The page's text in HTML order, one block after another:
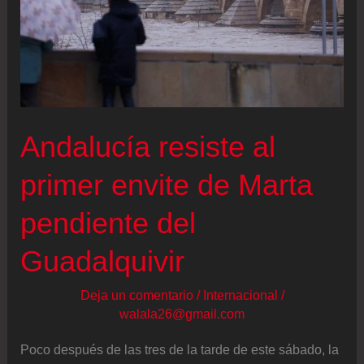
Andalucía resiste al
primer envite de Marta
pendiente del
Guadalquivir
Deja un comentario / Internacional /
walala26@gmail.com
Poco después de las tres de la tarde de este sábado, la